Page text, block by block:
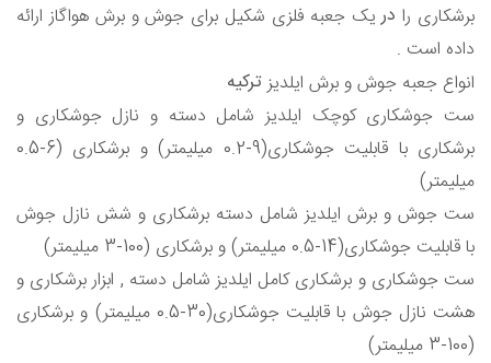
برشکاری را دریک جعبه فلزی شکیل برای جوش و برش هواگاز ارائه
داده است .
انواع جعبه جوش و برش ایلدیزترکیه
ست جوشکاری کوچک ایلدیز شامل دسته و نازل جوشکاری و
برشکاری با قابلیت جوشکاری(9-0.2 میلیمتر) و برشکاری (6-0.5
میلیمتر)
ست جوش و برش ایلدیز شامل دسته برشکاری و شش نازل جوش
با قابلیت جوشکاری(14-0.5 میلیمتر) و برشکاری (100-3 میلیمتر)
ست جوشکاری و برشکاری کامل ایلدیز شامل دسته , ابزار برشکاری و
هشت نازل جوش با قابلیت جوشکاری(30-0.5 میلیمتر) و برشکاری
(100-3 میلیمتر)